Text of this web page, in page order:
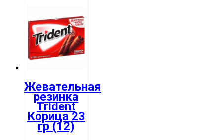
Жевательная
резинка
Trident
Корица 23
гр (12)